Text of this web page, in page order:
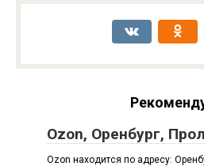
Ozon, Оренбург,
Ozon находится по адресу: